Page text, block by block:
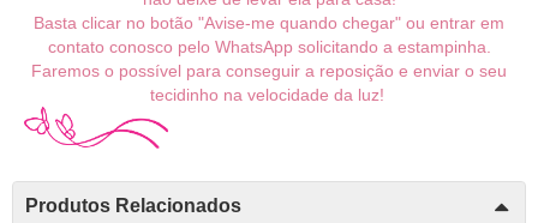
Basta clicar no botão "Avise-me quando chegar" ou entrar em
contato conosco pelo WhatsApp solicitando a estampinha.
Faremos o possível para conseguir a reposição e enviar o seu
tecidinho na velocidade da luz!
Produtos Relacionados